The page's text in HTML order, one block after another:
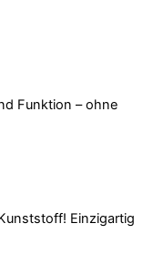
Funktion – ohne
Einzigartig